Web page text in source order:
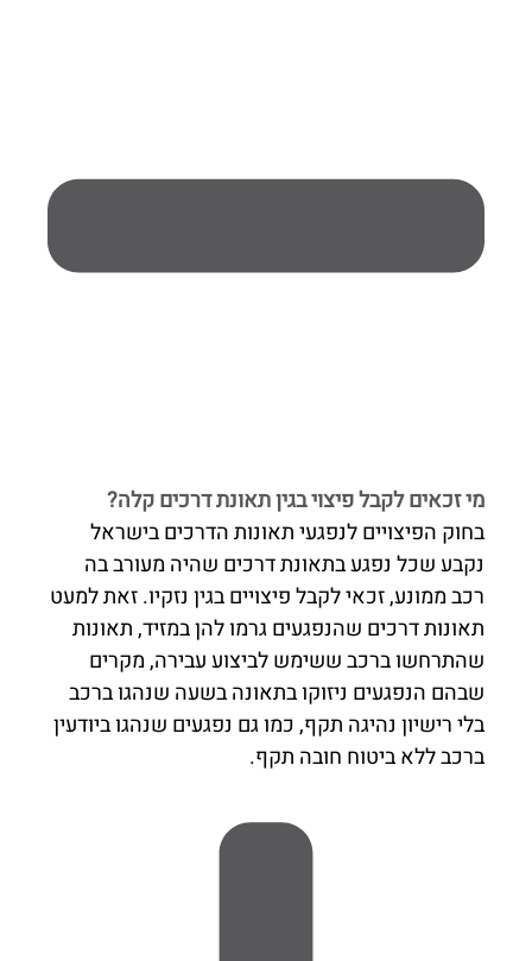
מי זכאים לקבל פיצוי בגין תאונת דרכים קלה?
בחוק הפיצויים לנפגעי תאונות הדרכים בישראל
נקבע שכל נפגע בתאונת דרכים שהיה מעורב בה
רכב ממונע, זכאי לקבל פיצויים בגין נזקיו. זאת למעט
תאונות דרכים שהנפגעים גרמו להן במזיד, תאונות
שהתרחשו ברכב ששימש לביצוע עבירה, מקרים
שבהם הנפגעים ניזוקו בתאונה בשעה שנהגו ברכב
בלי רישיון נהיגה תקף, כמו גם נפגעים שנהגו ביודעין
ברכב ללא ביטוח חובה תקף.